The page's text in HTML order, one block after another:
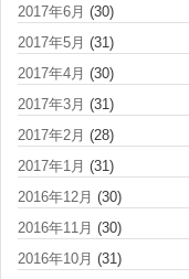
2017年6月 (30)
2017年5月 (31)
2017年4月 (30)
2017年3月 (31)
2017年2月 (28)
2017年1月 (31)
2016年12月 (30)
2016年11月 (30)
2016年10月 (31)